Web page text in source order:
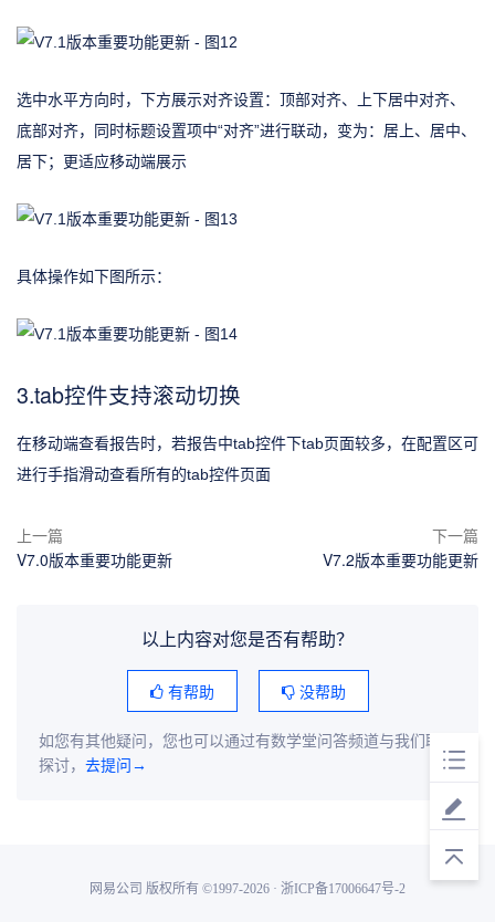
选中水平方向时，下方展示对齐设置：顶部对齐、上下居中对齐、
底部对齐，同时标题设置项中“对齐”进行联动，变为：居上、居中、
居下；更适应移动端展示
具体操作如下图所示：
3.tab控件支持滚动切换
在移动端查看报告时，若报告中tab控件下tab页面较多，在配置区可
进行手指滑动查看所有的tab控件页面
上一篇
V7.0版本重要功能更新
下一篇
V7.2版本重要功能更新
以上内容对您是否有帮助？
有帮助 没帮助
如您有其他疑问，您也可以通过有数学堂问答频道与我们联系
探讨， 去提问→
网易公司 版权所有 ©1997-2026 · 浙ICP备17006647号-2